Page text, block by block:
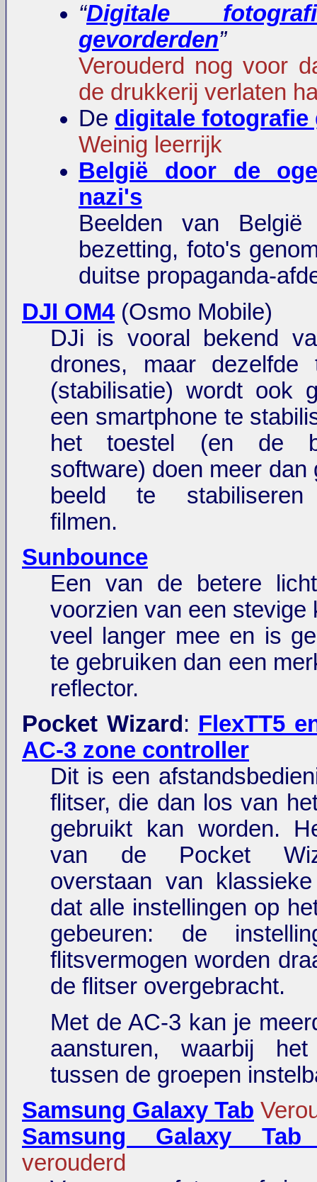
“Digitale
gevorderden”
Verouderd nog voor
de drukkerij verlaten
De digitale fotografie
Weinig leerrijk
België door de
nazi's
Beelden van
bezetting, foto's
duitse propaganda-
DJI OM4(Osmo Mobile)
DJi is vooral bekend
drones, maar dezelfde
(stabilisatie) wordt ook
een smartphone te
het toestel (en de
software) doen meer dan
beeld te stabiliseren
filmen.
Sunbounce
Een van de betere
voorzien van een stevige
veel langer mee en is
te gebruiken dan een
reflector.
Pocket Wizard: FlexTT5
AC-3 zone controller
Dit is een
flitser, die dan los van
gebruikt kan worden.
van de Pocket
overstaan van
dat alle instellingen op
gebeuren: de
flitsvermogen worden
de flitser overgebracht.
Met de AC-3 kan je
aansturen, waarbij het
tussen de groepen
Samsung Galaxy Tab
Samsung Galaxy
verouderd